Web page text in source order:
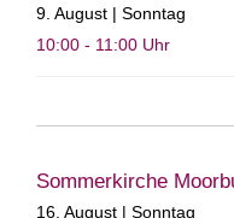
9. August | Sonntag
10:00 - 11:00 Uhr
Sommerkirche
16. August | Sonntag